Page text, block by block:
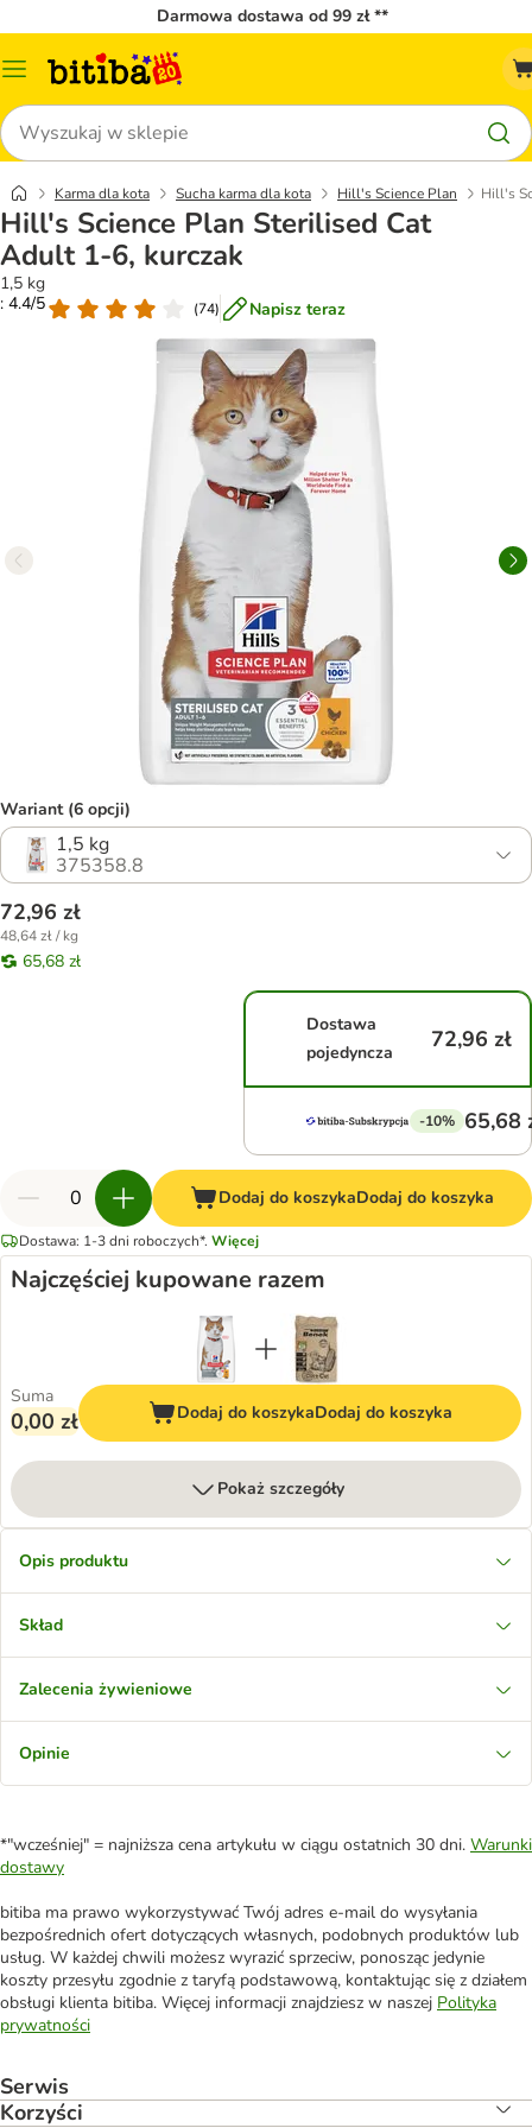
Darmowa dostawa od 99 zł **
Menu
Szukaj
Karma dla kota Sucha karma dla kota Hill's Science Plan Hill's
Hill's Science Plan Sterilised Cat
Adult 1-6, kurczak
1,5 kg
: 4.4/5
(74) Napisz teraz
Wariant (6 opcji)
1,5 kg
375358.8
72,96 zł
48,64 zł / kg
65,68 zł
Dostawa
pojedyncza
72,96 zł
-10% 65,68
Dodaj do koszykaDodaj do koszyka
Dostawa: 1-3 dni roboczych*. Więcej
Najczęściej kupowane razem
Suma
0,00 zł Dodaj do koszykaDodaj do koszyka
Pokaż szczegóły
Opis produktu
Skład
Zalecenia żywieniowe
Opinie
*"wcześniej" = najniższa cena artykułu w ciągu ostatnich 30 dni. Warunki
dostawy
bitiba ma prawo wykorzystywać Twój adres e-mail do wysyłania
bezpośrednich ofert dotyczących własnych, podobnych produktów lub
usług. W każdej chwili możesz wyrazić sprzeciw, ponosząc jedynie
koszty przesyłu zgodnie z taryfą podstawową, kontaktując się z działem
obsługi klienta bitiba. Więcej informacji znajdziesz w naszej Polityka
prywatności
Serwis
Korzyści